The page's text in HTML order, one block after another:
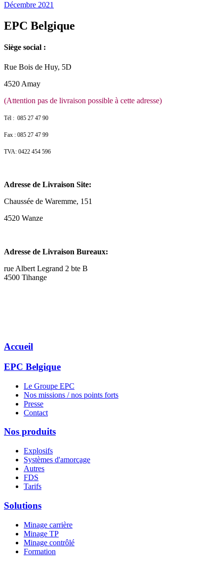
Décembre 2021
EPC Belgique
Siège social :
Rue Bois de Huy, 5D
4520 Amay
(Attention pas de livraison possible à cette adresse)
Tél : 085 27 47 90
Fax : 085 27 47 99
TVA: 0422 454 596
Adresse de Livraison Site:
Chaussée de Waremme, 151
4520 Wanze
Adresse de Livraison Bureaux:
rue Albert Legrand 2 bte B
4500 Tihange
Accueil
EPC Belgique
Le Groupe EPC
Nos missions / nos points forts
Presse
Contact
Nos produits
Explosifs
Systèmes d'amorçage
Autres
FDS
Tarifs
Solutions
Minage carrière
Minage TP
Minage contrôlé
Formation